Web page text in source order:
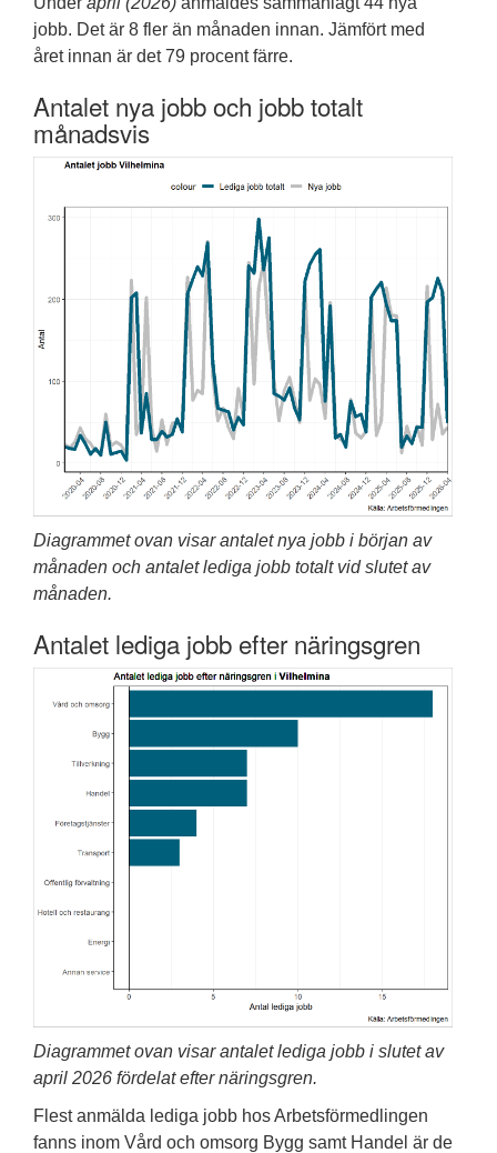
jobb. Det är 8 fler än månaden innan. Jämfört med
året innan är det 79 procent färre.
Antalet nya jobb och jobb totalt
månadsvis
Diagrammet ovan visar antalet nya jobb i början av
månaden och antalet lediga jobb totalt vid slutet av
månaden.
Antalet lediga jobb efter näringsgren
Diagrammet ovan visar antalet lediga jobb i slutet av
april 2026 fördelat efter näringsgren.
Flest anmälda lediga jobb hos Arbetsförmedlingen
fanns inom Vård och omsorg Bygg samt Handel är de